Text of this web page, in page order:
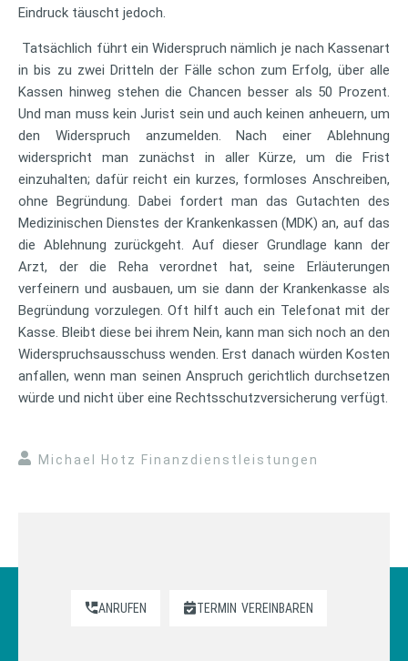
Eindruck täuscht jedoch.
Tatsächlich führt ein Widerspruch nämlich je nach Kassenart
in bis zu zwei Dritteln der Fälle schon zum Erfolg, über alle
Kassen hinweg stehen die Chancen besser als 50 Prozent.
Und man muss kein Jurist sein und auch keinen anheuern, um
den Widerspruch anzumelden. Nach einer Ablehnung
widerspricht man zunächst in aller Kürze, um die Frist
einzuhalten; dafür reicht ein kurzes, formloses Anschreiben,
ohne Begründung. Dabei fordert man das Gutachten des
Medizinischen Dienstes der Krankenkassen (MDK) an, auf das
die Ablehnung zurückgeht. Auf dieser Grundlage kann der
Arzt, der die Reha verordnet hat, seine Erläuterungen
verfeinern und ausbauen, um sie dann der Krankenkasse als
Begründung vorzulegen. Oft hilft auch ein Telefonat mit der
Kasse. Bleibt diese bei ihrem Nein, kann man sich noch an den
Widerspruchsausschuss wenden. Erst danach würden Kosten
anfallen, wenn man seinen Anspruch gerichtlich durchsetzen
würde und nicht über eine Rechtsschutzversicherung verfügt.
Michael Hotz Finanzdienstleistungen
ANRUFEN TERMIN VEREINBAREN